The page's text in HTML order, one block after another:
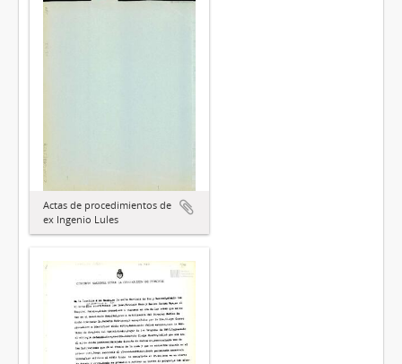
Actas de procedimientos de
ex Ingenio Lules